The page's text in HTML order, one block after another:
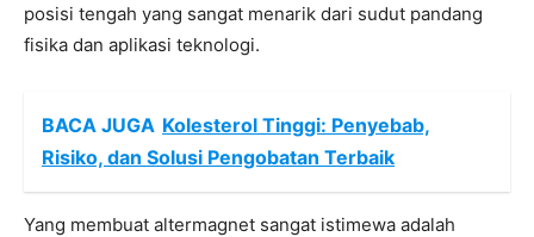
posisi tengah yang sangat menarik dari sudut pandang
fisika dan aplikasi teknologi.
BACA JUGA Kolesterol Tinggi: Penyebab,
Risiko, dan Solusi Pengobatan Terbaik
Yang membuat altermagnet sangat istimewa adalah